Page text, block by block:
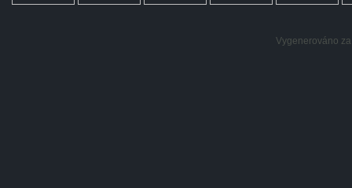
Vygenerováno